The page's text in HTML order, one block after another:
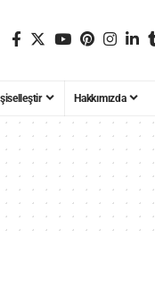
Hakkımızda